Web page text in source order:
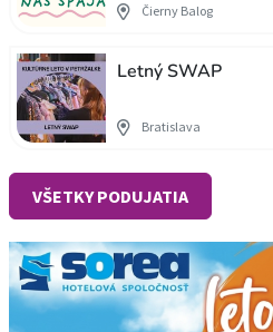
Čierny Balog
Letný SWAP
Bratislava
VŠETKY PODUJATIA